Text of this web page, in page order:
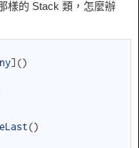
樣的 Stack 類，怎麼辦
] ()
()